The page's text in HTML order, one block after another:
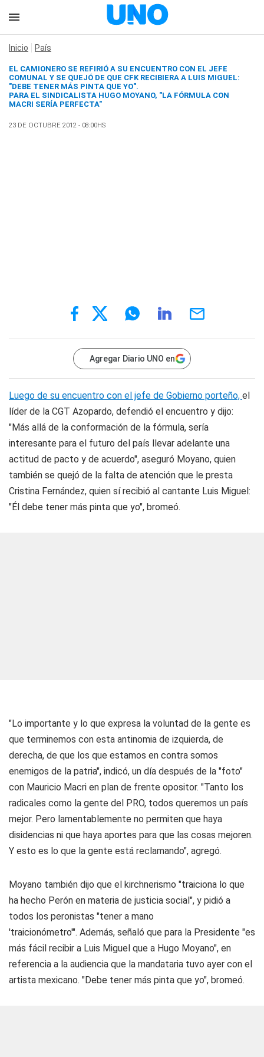
Inicio País
EL CAMIONERO SE REFIRIÓ A SU ENCUENTRO CON EL JEFE
COMUNAL Y SE QUEJÓ DE QUE CFK RECIBIERA A LUIS MIGUEL:
"DEBE TENER MÁS PINTA QUE YO".
PARA EL SINDICALISTA HUGO MOYANO, "LA FÓRMULA CON
MACRI SERÍA PERFECTA"
23 DE OCTUBRE 2012 - 08:00HS
Agregar Diario UNO en
Luego de su encuentro con el jefe de Gobierno porteño, el
líder de la CGT Azopardo, defendió el encuentro y dijo:
"Más allá de la conformación de la fórmula, sería
interesante para el futuro del país llevar adelante una
actitud de pacto y de acuerdo", aseguró Moyano, quien
también se quejó de la falta de atención que le presta
Cristina Fernández, quien sí recibió al cantante Luis Miguel:
"Él debe tener más pinta que yo", bromeó.
"Lo importante y lo que expresa la voluntad de la gente es
que terminemos con esta antinomia de izquierda, de
derecha, de que los que estamos en contra somos
enemigos de la patria", indicó, un día después de la "foto"
con Mauricio Macri en plan de frente opositor. "Tanto los
radicales como la gente del PRO, todos queremos un país
mejor. Pero lamentablemente no permiten que haya
disidencias ni que haya aportes para que las cosas mejoren.
Y esto es lo que la gente está reclamando", agregó.
Moyano también dijo que el kirchnerismo "traiciona lo que
ha hecho Perón en materia de justicia social", y pidió a
todos los peronistas "tener a mano
'traicionómetro'". Además, señaló que para la Presidente "es
más fácil recibir a Luis Miguel que a Hugo Moyano", en
referencia a la audiencia que la mandataria tuvo ayer con el
artista mexicano. "Debe tener más pinta que yo", bromeó.